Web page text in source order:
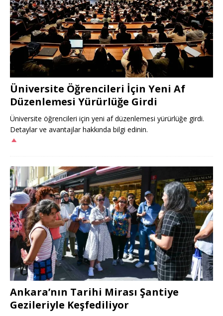
Üniversite Öğrencileri İçin Yeni Af
Düzenlemesi Yürürlüğe Girdi
Üniversite öğrencileri için yeni af düzenlemesi yürürlüğe girdi.
Detaylar ve avantajlar hakkında bilgi edinin.
Ankara’nın Tarihi Mirası Şantiye
Gezileriyle Keşfediliyor